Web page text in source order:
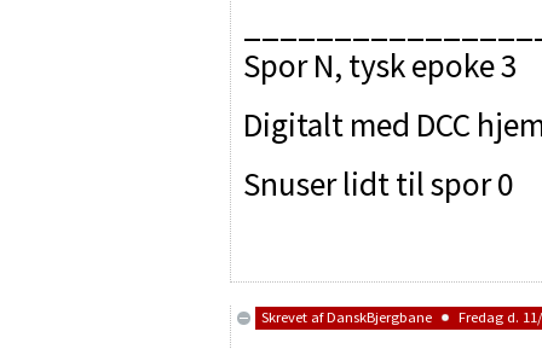
Spor N, tysk epoke 3
Digitalt med DCC
Snuser lidt til spor 0
Skrevet afDanskBjergbane Fredag d.